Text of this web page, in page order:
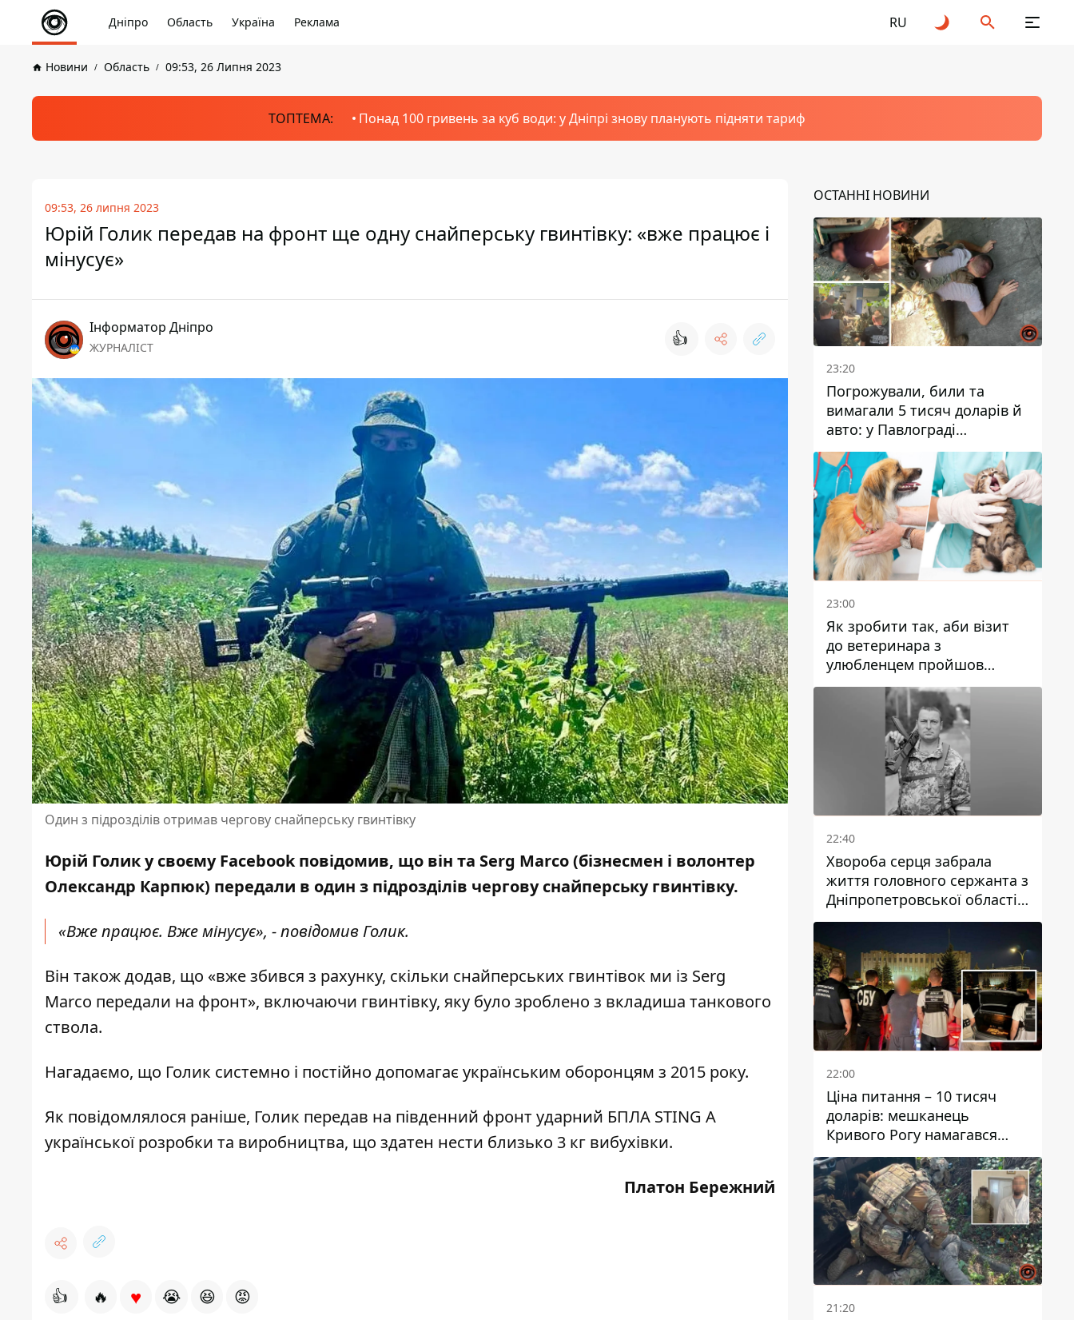
Дніпро Область Україна Реклама RU
Новини Область 09:53, 26 Липня 2023
ТОПТЕМА: Понад 100 гривень за куб води: у Дніпрі знову планують підняти тариф
09:53, 26 липня 2023
Юрій Голик передав на фронт ще одну снайперську гвинтівку: «вже працює і
мінусує»
Інформатор Дніпро
ЖУРНАЛІСТ 👍
Один з підрозділів отримав чергову снайперську гвинтівку
Юрій Голик у своємуFacebookповідомив, що він та Serg Marco (бізнесмен і волонтер
Олександр Карпюк) передали в один з підрозділів чергову снайперську гвинтівку.
«Вже працює. Вже мінусує», - повідомив Голик.
Він також додав, що «вже збився з рахунку, скільки снайперських гвинтівок ми із Serg
Marco передали на фронт», включаючи гвинтівку, яку було зроблено з вкладиша танкового
ствола.
Нагадаємо, що Голик системно і постійно допомагає українським оборонцям з 2015 року.
Як повідомлялося раніше, Голик передав на південний фронт ударний БПЛА STING A
української розробки та виробництва, що здатен нести близько 3 кг вибухівки.
Платон Бережний
👍 🔥 ♥ 😭 😆 😡
ОСТАННІ НОВИНИ
23:20
Погрожували, били та
вимагали 5 тисяч доларів й
авто: у Павлограді
затримали двох чоловіків
23:00
Як зробити так, аби візит
до ветеринара з
улюбленцем пройшов
спокійно: прості поради
22:40
Хвороба серця забрала
життя головного сержанта з
Дніпропетровської області
Юрія Свистуна
22:00
Ціна питання – 10 тисяч
доларів: мешканець
Кривого Рогу намагався
переправити чоловіка до
Словаччини
21:20